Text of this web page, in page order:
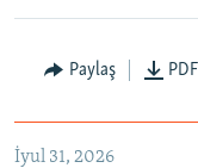
Paylaş PDF
İyul 31, 2026